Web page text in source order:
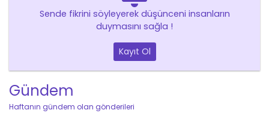
Gündem
Haftanın gündem olan gönderileri
Sende fikrini söyleyerek düşünceni insanların
duymasını sağla !
Kayıt Ol